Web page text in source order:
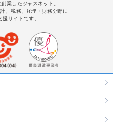
業したジャスネット。
、税務、経理・財務分野に
援サイトです。